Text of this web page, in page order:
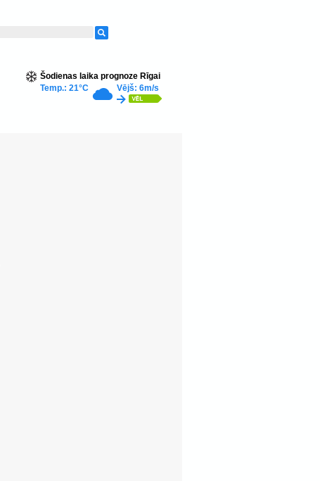
Šodienas laika prognoze Rīgai
Temp.: 21°C
Vējš: 6m/s